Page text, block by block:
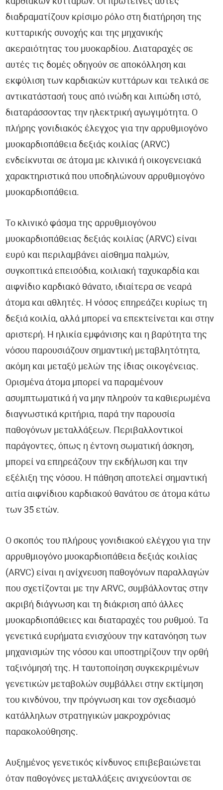
διαδραματίζουν κρίσιμο ρόλο στη διατήρηση της
κυτταρικής συνοχής και της μηχανικής
ακεραιότητας του μυοκαρδίου. Διαταραχές σε
αυτές τις δομές οδηγούν σε αποκόλληση και
εκφύλιση των καρδιακών κυττάρων και τελικά σε
αντικατάστασή τους από ινώδη και λιπώδη ιστό,
διαταράσσοντας την ηλεκτρική αγωγιμότητα. Ο
πλήρης γονιδιακός έλεγχος για την αρρυθμιογόνο
μυοκαρδιοπάθεια δεξιάς κοιλίας (ARVC)
ενδείκνυται σε άτομα με κλινικά ή οικογενειακά
χαρακτηριστικά που υποδηλώνουν αρρυθμιογόνο
μυοκαρδιοπάθεια.
Το κλινικό φάσμα της αρρυθμιογόνου
μυοκαρδιοπάθειας δεξιάς κοιλίας (ARVC) είναι
ευρύ και περιλαμβάνει αίσθημα παλμών,
συγκοπτικά επεισόδια, κοιλιακή ταχυκαρδία και
αιφνίδιο καρδιακό θάνατο, ιδιαίτερα σε νεαρά
άτομα και αθλητές. Η νόσος επηρεάζει κυρίως τη
δεξιά κοιλία, αλλά μπορεί να επεκτείνεται και στην
αριστερή. Η ηλικία εμφάνισης και η βαρύτητα της
νόσου παρουσιάζουν σημαντική μεταβλητότητα,
ακόμη και μεταξύ μελών της ίδιας οικογένειας.
Ορισμένα άτομα μπορεί να παραμένουν
ασυμπτωματικά ή να μην πληρούν τα καθιερωμένα
διαγνωστικά κριτήρια, παρά την παρουσία
παθογόνων μεταλλάξεων. Περιβαλλοντικοί
παράγοντες, όπως η έντονη σωματική άσκηση,
μπορεί να επηρεάζουν την εκδήλωση και την
εξέλιξη της νόσου. Η πάθηση αποτελεί σημαντική
αιτία αιφνίδιου καρδιακού θανάτου σε άτομα κάτω
των 35 ετών.
Ο σκοπός του πλήρους γονιδιακού ελέγχου για την
αρρυθμιογόνο μυοκαρδιοπάθεια δεξιάς κοιλίας
(ARVC) είναι η ανίχνευση παθογόνων παραλλαγών
που σχετίζονται με την ARVC, συμβάλλοντας στην
ακριβή διάγνωση και τη διάκριση από άλλες
μυοκαρδιοπάθειες και διαταραχές του ρυθμού. Τα
γενετικά ευρήματα ενισχύουν την κατανόηση των
μηχανισμών της νόσου και υποστηρίζουν την ορθή
ταξινόμησή της. Η ταυτοποίηση συγκεκριμένων
γενετικών μεταβολών συμβάλλει στην εκτίμηση
του κινδύνου, την πρόγνωση και τον σχεδιασμό
κατάλληλων στρατηγικών μακροχρόνιας
παρακολούθησης.
Αυξημένος γενετικός κίνδυνος επιβεβαιώνεται
όταν παθογόνες μεταλλάξεις ανιχνεύονται σε